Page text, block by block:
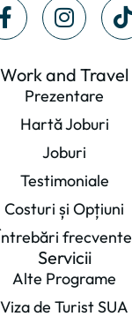
Work and Travel
Prezentare
Hartă Joburi
Joburi
Testimoniale
Costuri și Opțiuni
frecvente
Servicii
Alte Programe
Viza de Turist SUA